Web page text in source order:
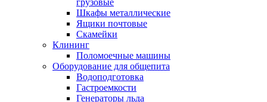
грузовые
Шкафы металлические
Ящики почтовые
Скамейки
Клининг
Поломоечные машины
Оборудование для общепита
Водоподготовка
Гастроемкости
Генераторы льда